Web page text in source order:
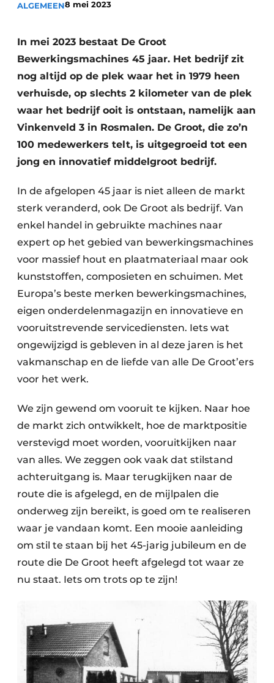
Vacature aanmelden
Video’s
ALGEMEEN8 mei 2023
In mei 2023 bestaat De Groot
Bewerkingsmachines 45 jaar. Het bedrijf zit
nog altijd op de plek waar het in 1979 heen
verhuisde, op slechts 2 kilometer van de plek
waar het bedrijf ooit is ontstaan, namelijk aan
Vinkenveld 3 in Rosmalen. De Groot, die zo’n
100 medewerkers telt, is uitgegroeid tot een
jong en innovatief middelgroot bedrijf.
In de afgelopen 45 jaar is niet alleen de markt
sterk veranderd, ook De Groot als bedrijf. Van
enkel handel in gebruikte machines naar
expert op het gebied van bewerkingsmachines
voor massief hout en plaatmateriaal maar ook
kunststoffen, composieten en schuimen. Met
Europa’s beste merken bewerkingsmachines,
eigen onderdelenmagazijn en innovatieve en
vooruitstrevende servicediensten. Iets wat
ongewijzigd is gebleven in al deze jaren is het
vakmanschap en de liefde van alle De Groot’ers
voor het werk.
We zijn gewend om vooruit te kijken. Naar hoe
de markt zich ontwikkelt, hoe de marktpositie
verstevigd moet worden, vooruitkijken naar
van alles. We zeggen ook vaak dat stilstand
achteruitgang is. Maar terugkijken naar de
route die is afgelegd, en de mijlpalen die
onderweg zijn bereikt, is goed om te realiseren
waar je vandaan komt. Een mooie aanleiding
om stil te staan bij het 45-jarig jubileum en de
route die De Groot heeft afgelegd tot waar ze
nu staat. Iets om trots op te zijn!